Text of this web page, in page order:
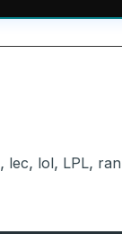
, lec, lol, LPL,